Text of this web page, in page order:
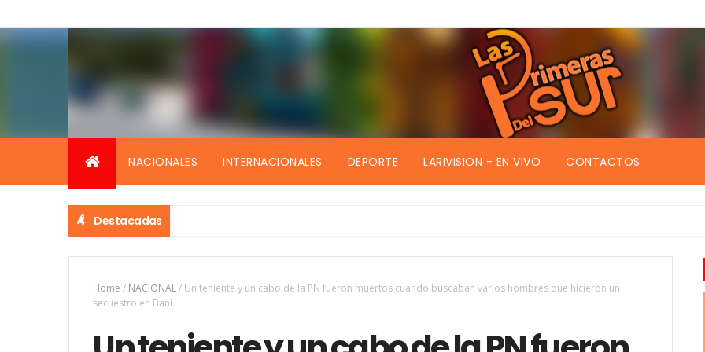
NACIONALES INTERNACIONALES DEPORTE LARIVISION - EN VIVO CONTACTOS
Destacadas
Home / NACIONAL/ Un teniente y un cabo de la PN fueron muertos cuando buscaban varios hombres que hicieron un
secuestro en Baní.